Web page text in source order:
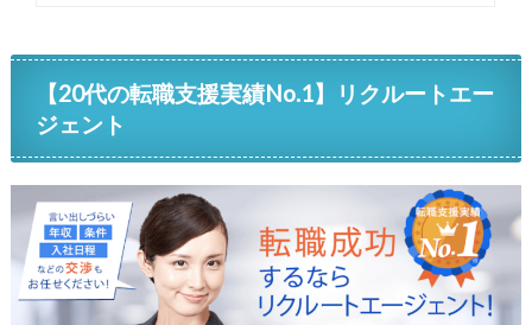
【20代の転職支援実績No.1】リクルートエー
ジェント